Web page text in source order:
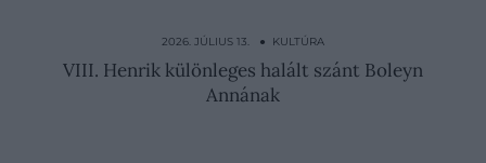
Katalin királyné…
2026. JÚLIUS 13. ● KULTÚRA
VIII. Henrik különleges halált szánt Boleyn
Annának